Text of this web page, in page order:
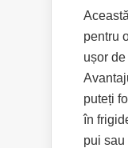
pentru
ușor
puteți
în
pui sau